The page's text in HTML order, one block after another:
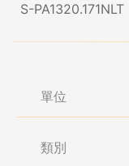
S-PA1320.171NLT
單位
類別